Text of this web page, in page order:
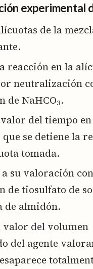
experimental
de la
reacción en la
neutralización
de NaHCO3.
del tiempo
se detiene la
tomada.
su valoración
de tiosulfato de
de almidón.
valor del volumen
del agente